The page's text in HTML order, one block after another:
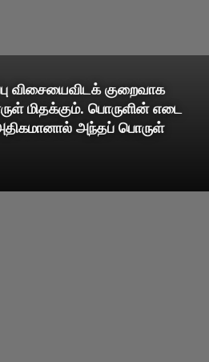
விசையைவிடக் குறைவாக
மிதக்கும். பொருளின் எடை
அந்தப் பொருள்